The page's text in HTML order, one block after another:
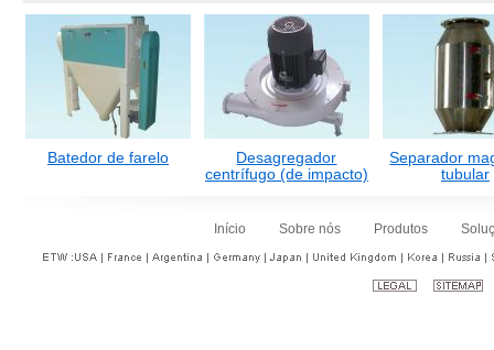
Batedor de farelo
Desagregador
centrífugo (de impacto)
Separador
tubular
Início Sobre nós Produtos